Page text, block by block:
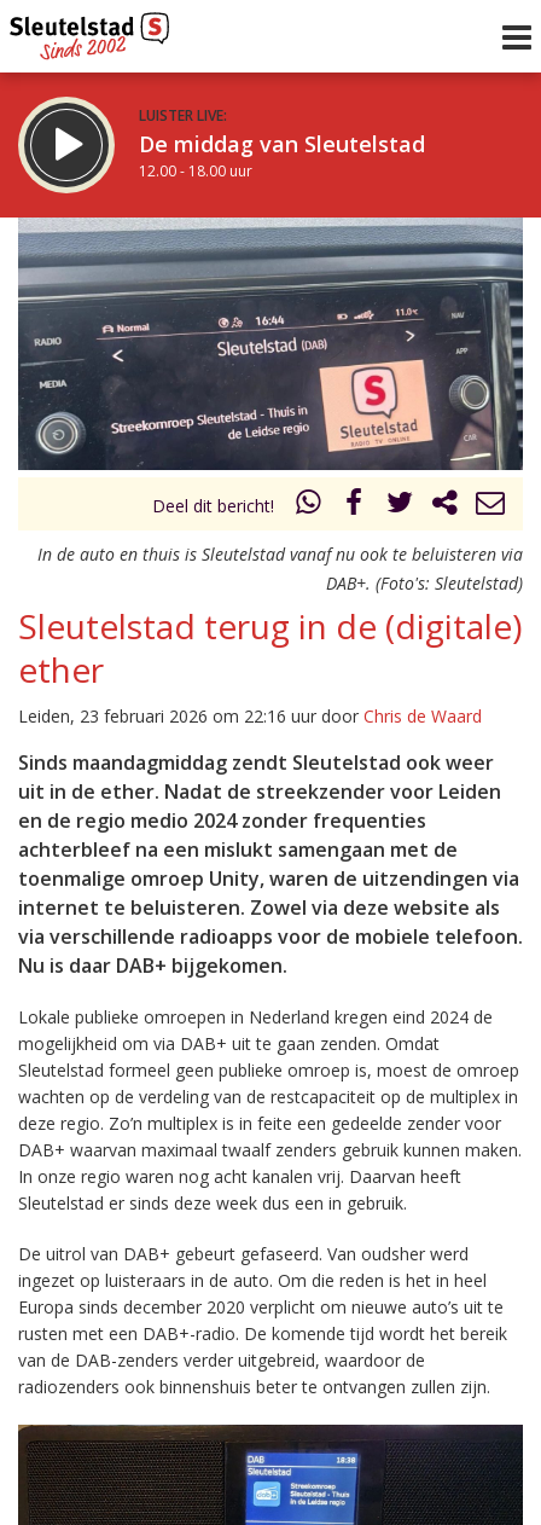
LUISTER LIVE:
De middag van Sleutelstad
12.00 - 18.00 uur
STRAKS:
De vrijdagavond met Keanu
18.00 - 19.00 uur
Vorig uur
uur 1 van 0 Volgend uur
Deel dit bericht!
In de auto en thuis is Sleutelstad vanaf nu ook te beluisteren via
DAB+. (Foto's: Sleutelstad)
Sleutelstad terug in de (digitale)
ether
Leiden, 23 februari 2026 om 22:16 uur door Chris de Waard
Sinds maandagmiddag zendt Sleutelstad ook weer
uit in de ether. Nadat de streekzender voor Leiden
en de regio medio 2024 zonder frequenties
achterbleef na een mislukt samengaan met de
toenmalige omroep Unity, waren de uitzendingen via
internet te beluisteren. Zowel via deze website als
via verschillende radioapps voor de mobiele telefoon.
Nu is daar DAB+ bijgekomen.
Lokale publieke omroepen in Nederland kregen eind 2024 de
mogelijkheid om via DAB+ uit te gaan zenden. Omdat
Sleutelstad formeel geen publieke omroep is, moest de omroep
wachten op de verdeling van de restcapaciteit op de multiplex in
deze regio. Zo’n multiplex is in feite een gedeelde zender voor
DAB+ waarvan maximaal twaalf zenders gebruik kunnen maken.
In onze regio waren nog acht kanalen vrij. Daarvan heeft
Sleutelstad er sinds deze week dus een in gebruik.
De uitrol van DAB+ gebeurt gefaseerd. Van oudsher werd
ingezet op luisteraars in de auto. Om die reden is het in heel
Europa sinds december 2020 verplicht om nieuwe auto’s uit te
rusten met een DAB+-radio. De komende tijd wordt het bereik
van de DAB-zenders verder uitgebreid, waardoor de
radiozenders ook binnenshuis beter te ontvangen zullen zijn.